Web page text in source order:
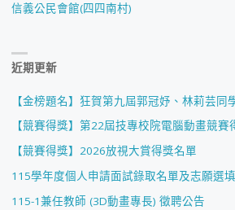
信義公民會館(四四南村)
近期更新
【金榜題名】狂賀第九屆郭冠妤、林莉芸同
【競賽得獎】第22屆技專校院電腦動畫競賽
【競賽得獎】2026放視大賞得獎名單
115學年度個人申請面試錄取名單及志願選
115-1兼任教師 (3D動畫專長) 徵聘公告